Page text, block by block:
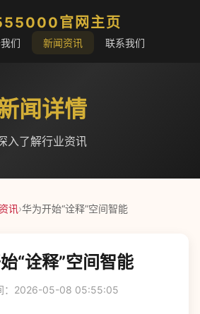
官网主页
们 新闻资讯 联系我们
闻详情
入了解行业资讯
讯›华为开始“诠释”空间智能
“诠释”空间智能
：2026-05-08 05:55:05